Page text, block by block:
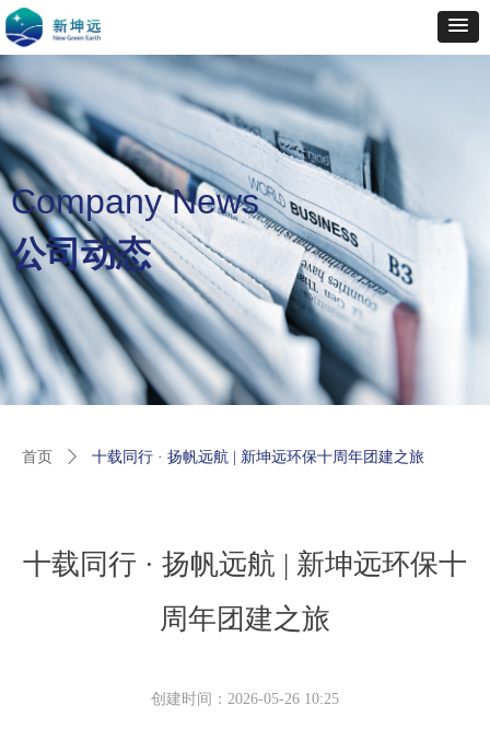
首页 ꄲ 十载同行 · 扬帆远航 | 新坤远环保十周年团建之旅
十载同行 · 扬帆远航 | 新坤远环保十
周年团建之旅
创建时间： 2026-05-26 10:25
Company News
公司动态